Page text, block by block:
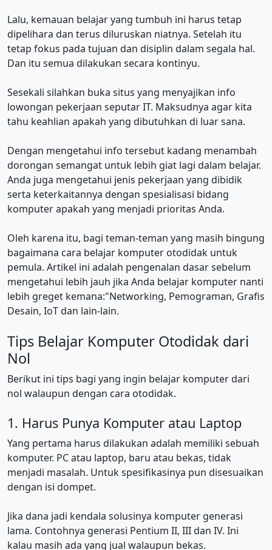
Lalu, kemauan belajar yang tumbuh ini harus tetap
dipelihara dan terus diluruskan niatnya. Setelah itu
tetap fokus pada tujuan dan disiplin dalam segala hal.
Dan itu semua dilakukan secara kontinyu.
Sesekali silahkan buka situs yang menyajikan info
lowongan pekerjaan seputar IT. Maksudnya agar kita
tahu keahlian apakah yang dibutuhkan di luar sana.
Dengan mengetahui info tersebut kadang menambah
dorongan semangat untuk lebih giat lagi dalam belajar.
Anda juga mengetahui jenis pekerjaan yang dibidik
serta keterkaitannya dengan spesialisasi bidang
komputer apakah yang menjadi prioritas Anda.
Oleh karena itu, bagi teman-teman yang masih bingung
bagaimana cara belajar komputer otodidak untuk
pemula. Artikel ini adalah pengenalan dasar sebelum
mengetahui lebih jauh jika Anda belajar komputer nanti
lebih greget kemana:"Networking, Pemograman, Grafis
Desain, IoT dan lain-lain.
Tips Belajar Komputer Otodidak dari
Nol
Berikut ini tips bagi yang ingin belajar komputer dari
nol walaupun dengan cara otodidak.
1. Harus Punya Komputer atau Laptop
Yang pertama harus dilakukan adalah memiliki sebuah
komputer. PC atau laptop, baru atau bekas, tidak
menjadi masalah. Untuk spesifikasinya pun disesuaikan
dengan isi dompet.
Jika dana jadi kendala solusinya komputer generasi
lama. Contohnya generasi Pentium II, III dan IV. Ini
kalau masih ada yang jual walaupun bekas.